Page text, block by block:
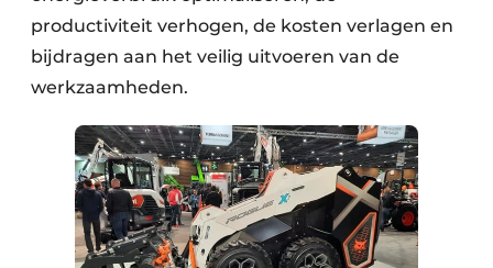
productiviteit verhogen, de kosten verlagen en
bijdragen aan het veilig uitvoeren van de
werkzaamheden.